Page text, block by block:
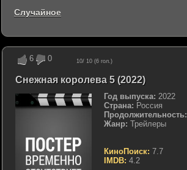
6 0 10/ 10 (6 гол.)
Снежная королева 5 (2022)
Год выпуска: 2022
Страна: Россия
Продолжительность:
Жанр: Трейлеры
КиноПоиск: 7.7
IMDB: 4.2
Случайное